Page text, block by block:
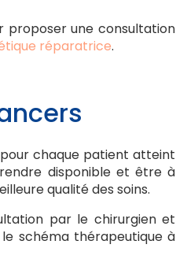
proposer une consultation
réparatrice.
pour chaque patient atteint
disponible et être à
qualité des soins.
par le chirurgien et
schéma thérapeutique à